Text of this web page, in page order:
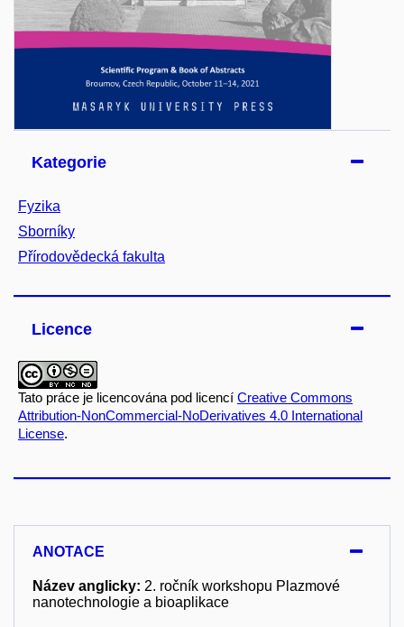
Kategorie
Fyzika
Sborníky
Přírodovědecká fakulta
Licence
Tato práce je licencována pod licencí Creative Commons
Attribution-NonCommercial-NoDerivatives 4.0 International
License.
ANOTACE
Název anglicky: 2. ročník workshopu Plazmové
nanotechnologie a bioaplikace